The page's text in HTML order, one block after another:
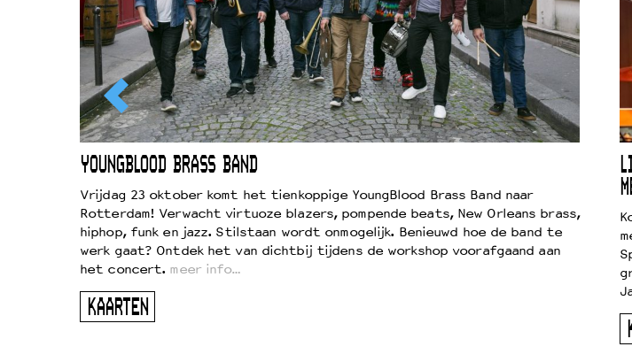
YOUNGBLOOD BRASS BAND
Vrijdag 23 oktober komt het tienkoppige YoungBlood Brass Band naar
Rotterdam! Verwacht virtuoze blazers, pompende beats, New Orleans brass,
hiphop, funk en jazz. Stilstaan wordt onmogelijk. Benieuwd hoe de band te
werk gaat? Ontdek het van dichtbij tijdens de workshop voorafgaand aan
het concert. meer info…
KAARTEN